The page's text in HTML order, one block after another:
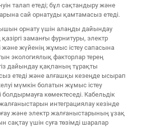
талап етеді; бұл сақтандыру және
сай орнатуды қамтамасыз етеді.
орнату үшін алаңды дайындау
заманғы фурнитуры, электр
және жүйенің жұмыс істеу сапасына
экологиялық факторлар терең
дайындау қақпаның тұрақты
етеді және алғашқы кезеңде ысырап
мүмкін болатын жұмыс істеу
болдырмауға көмектеседі. Кабельдік
интеграциялау кезінде
және электр жалғаныстарының ұзақ
сақтау үшін суға төзімді шаралар